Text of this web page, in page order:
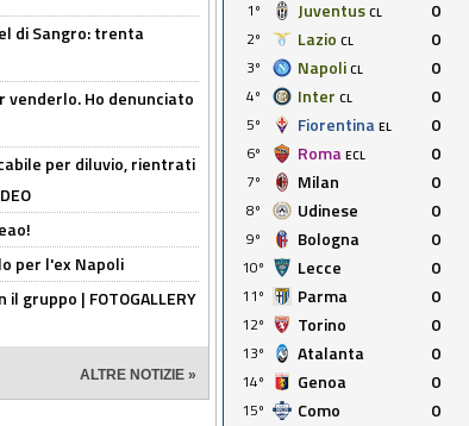
di Sangro: trenta
venderlo. Ho denunciato
per diluvio, rientrati
per l'ex Napoli
gruppo | FOTOGALLERY
ALTRE NOTIZIE »
1º Juventus CL 0
2º
Lazio CL 0
3º
Napoli CL 0
4º
Inter CL 0
5º
Fiorentina EL 0
6º
Roma ECL 0
7º
Milan 0
8º
Udinese 0
9º
Bologna 0
10º
Lecce 0
11º
Parma 0
12º
Torino 0
13º
Atalanta 0
14º
Genoa 0
15º
Como 0